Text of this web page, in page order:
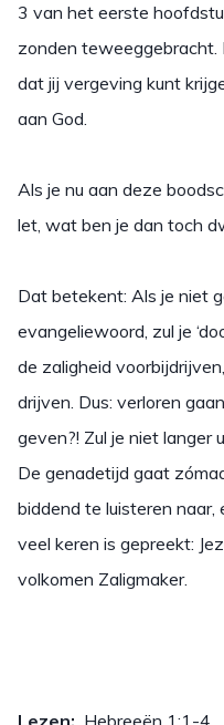
3 van het eerste
zonden teweeggebracht.
dat jij vergeving kunt
aan God.
Als je nu aan deze
let, wat ben je dan toch
Dat betekent: Als je niet
evangeliewoord, zul je
de zaligheid
drijven. Dus: verloren
geven?! Zul je niet langer
De genadetijd gaat
biddend te luisteren
veel keren is gepreekt:
volkomen Zaligmaker.